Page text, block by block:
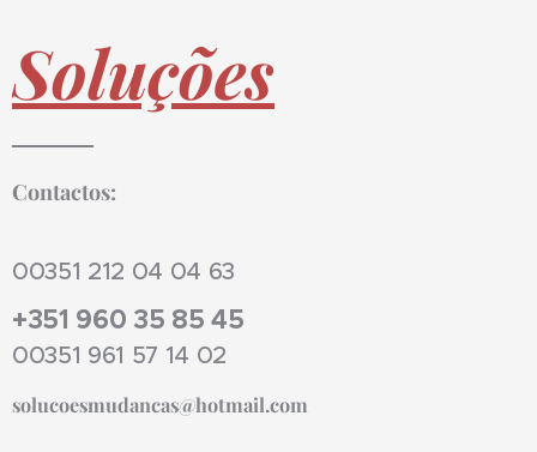
Soluções
Contactos:
00351 212 04 04 63
+351 960 35 85 45
00351 961 57 14 02
solucoesmudancas@hotmail.com